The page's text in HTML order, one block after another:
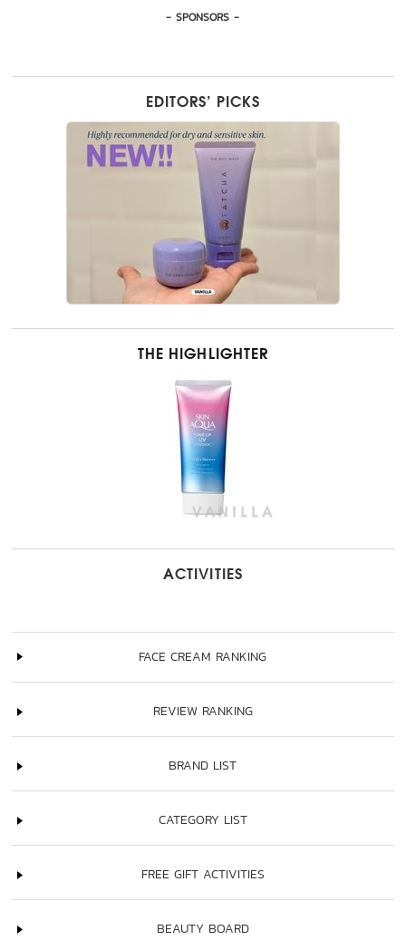
- SPONSORS -
EDITORS’ PICKS
THE HIGHLIGHTER
ACTIVITIES
FACE CREAM RANKING
REVIEW RANKING
BRAND LIST
CATEGORY LIST
FREE GIFT ACTIVITIES
BEAUTY BOARD